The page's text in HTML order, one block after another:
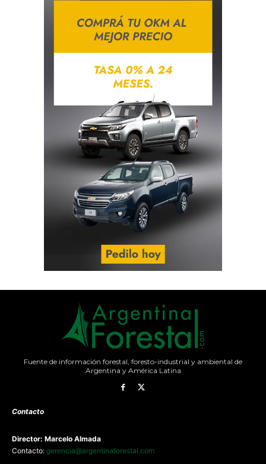
Fuente de información forestal, foresto-industrial y ambiental de
Argentina y América Latina
Contacto
Director: Marcelo Almada
Contacto: gerencia@argentinaforestal.com